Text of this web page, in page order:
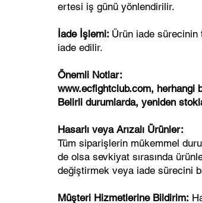
ertesi iş günü yönlendirilir.
İade İşlemi: Ürün iade sürecinin
iade edilir.
Önemli Notlar:
www.ecfightclub.com, herhangi
Belirli durumlarda, yeniden
Hasarlı veya Arızalı Ürünler:
Tüm siparişlerin mükemmel
de olsa sevkiyat sırasında
değiştirmek veya iade sürecini
Müşteri Hizmetlerine Bildirim: